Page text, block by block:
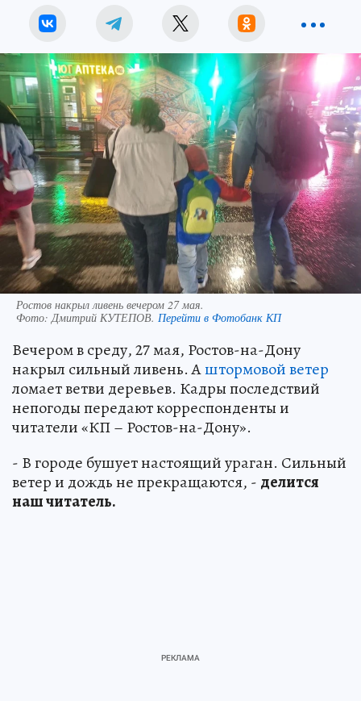
Ростов накрыл ливень вечером 27 мая.
Фото: Дмитрий КУТЕПОВ. Перейти в Фотобанк КП
Вечером в среду, 27 мая, Ростов-на-Дону
накрыл сильный ливень. Аштормовой ветер
ломает ветви деревьев. Кадры последствий
непогоды передают корреспонденты и
читатели «КП – Ростов-на-Дону».
- В городе бушует настоящий ураган. Сильный
ветер и дождь не прекращаются, - делится
наш читатель.